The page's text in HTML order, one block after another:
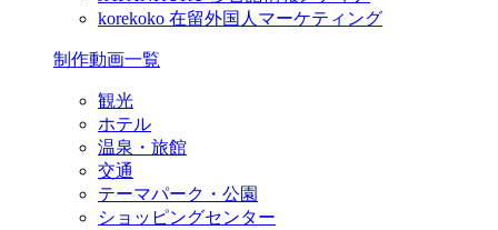
korekoko 在留外国人マーケティング
制作動画一覧
観光
ホテル
温泉・旅館
交通
テーマパーク・公園
ショッピングセンター